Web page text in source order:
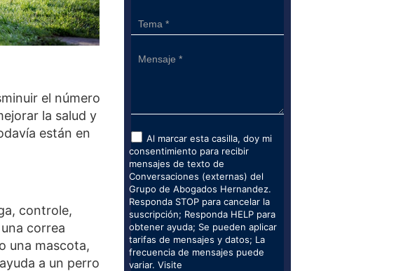
el número
la salud y
están en
controle,
correa
una mascota,
a un perro
Al marcar esta casilla, doy mi
consentimiento para recibir
mensajes de texto de
Conversaciones (externas) del
Grupo de Abogados Hernandez.
Responda STOP para cancelar la
suscripción; Responda HELP para
obtener ayuda; Se pueden aplicar
tarifas de mensajes y datos; La
frecuencia de mensajes puede
variar. Visite